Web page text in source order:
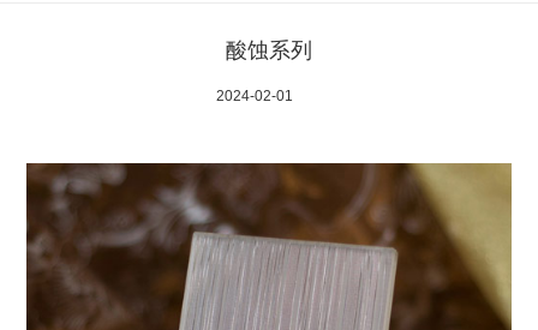
酸蚀系列
2024-02-01